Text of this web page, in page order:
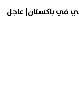
في باكستان| عاجل